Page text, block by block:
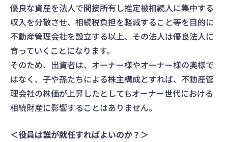
優良な資産を法人で間接所有し推定被相続人に集中する
収入を分散させ、相続税負担を軽減すること等を目的に
不動産管理会社を設立する以上、その法人は優良法人に
育っていくことになります。
そのため、出資者は、オーナー様やオーナー様の奥様で
はなく、子や孫たちによる株主構成とすれば、不動産管
理会社の株価が上昇したとしてもオーナー世代における
相続財産に影響することはありません。
＜役員は誰が就任すればよいのか？＞